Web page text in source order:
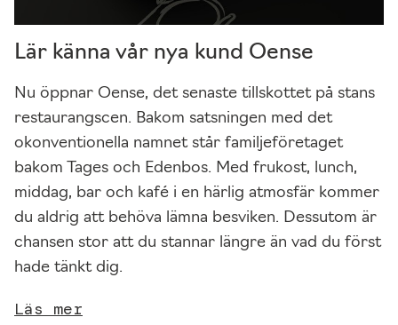
Lär känna vår nya kund Oense
Nu öppnar Oense, det senaste tillskottet på stans
restaurangscen. Bakom satsningen med det
okonventionella namnet står familjeföretaget
bakom Tages och Edenbos. Med frukost, lunch,
middag, bar och kafé i en härlig atmosfär kommer
du aldrig att behöva lämna besviken. Dessutom är
chansen stor att du stannar längre än vad du först
hade tänkt dig.
Läs mer
N
ö
d
v